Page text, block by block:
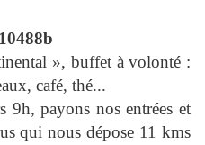
», buffet à volonté :
café, thé...
9h, payons nos entrées et
qui nous dépose 11 kms